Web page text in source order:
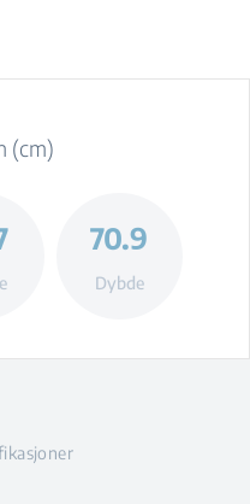
(cm)
70.9
Dybde